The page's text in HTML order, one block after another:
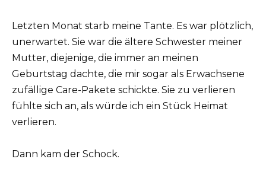
Letzten Monat starb meine Tante. Es war plötzlich,
unerwartet. Sie war die ältere Schwester meiner
Mutter, diejenige, die immer an meinen
Geburtstag dachte, die mir sogar als Erwachsene
zufällige Care-Pakete schickte. Sie zu verlieren
fühlte sich an, als würde ich ein Stück Heimat
verlieren.
Dann kam der Schock.